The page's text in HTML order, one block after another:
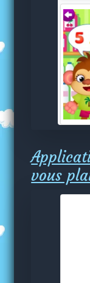
vous